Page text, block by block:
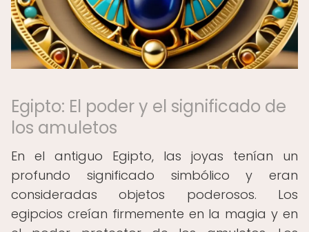
Egipto: El poder y el significado de
los amuletos
En el antiguo Egipto, las joyas tenían un
profundo significado simbólico y eran
consideradas objetos poderosos. Los
egipcios creían firmemente en la magia y en